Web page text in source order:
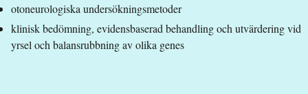
Särskilda förkunskapskrav
Kandidatexamen 180 hp i fysioterapi inklusive självständigt
otoneurologiska undersökningsmetoder
klinisk bedömning, evidensbaserad behandling och utvärdering vid
yrsel och balansrubbning av olika genes